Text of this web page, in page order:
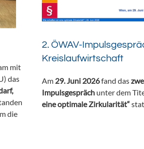
mit
das
die
2. ÖWAV-
Kreislaufwirtschaft
Am 29. Juni 2026fand das
Impulsgespräch unter dem
eine optimale Zirkularität“